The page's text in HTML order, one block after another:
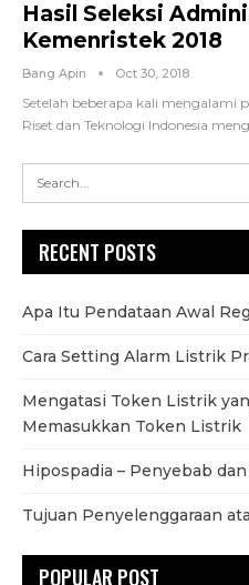
Hasil Seleksi
Kemenristek 2018
Bang Apin Oct 30, 2018
Setelah beberapa kali mengalami
Riset dan Teknologi Indonesia
RECENT POSTS
Apa Itu Pendataan Awal
Cara Setting Alarm Listrik
Mengatasi Token Listrik
Memasukkan Token Listrik
Hipospadia – Penyebab dan
Tujuan Penyelenggaraan
POPULAR POST